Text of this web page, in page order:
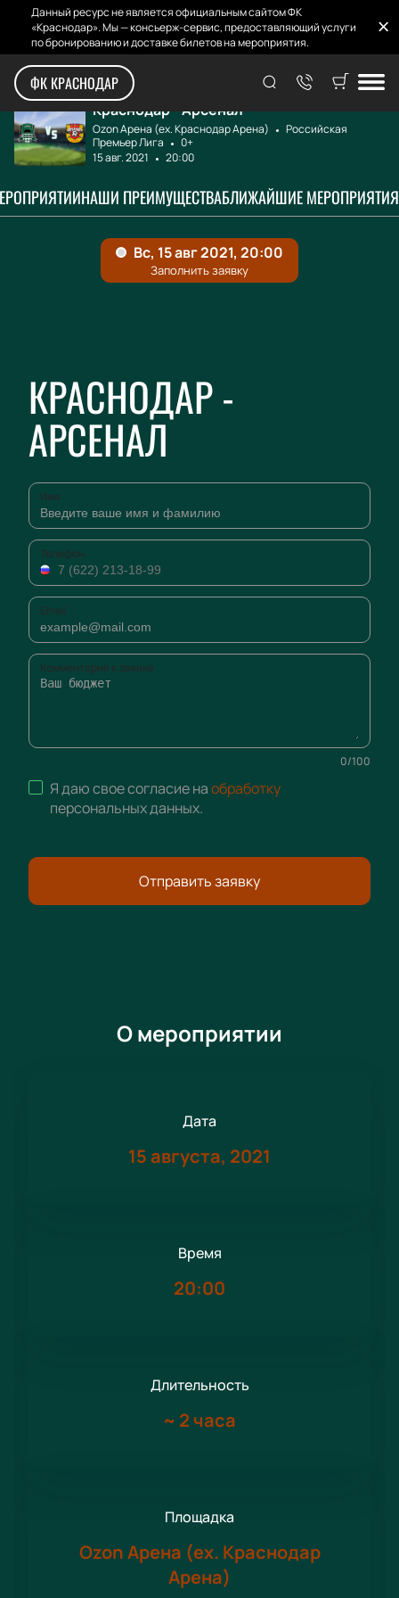
Данный ресурс не является официальным сайтом ФК
«Краснодар». Мы — консьерж-сервис, предоставляющий услуги
по бронированию и доставке билетов на мероприятия.
ФК КРАСНОДАР
Главная Афиша и билеты Краснодар - Арсе...
Краснодар - Арсенал
Ozon Арена (ex. Краснодар Арена)
Российская
Премьер Лига
0+
15 авг. 2021
20:00
НАШИ ПРЕИМУЩЕСТВАБЛИЖАЙШИЕ МЕРОПРИЯТИЯ
КРАСНОДАР -
АРСЕНАЛ
Имя
Телефон
Email
Комментарий к заявке
0/100
Я даю свое согласие наобработку
персональных данных.
Отправить заявку
О мероприятии
Дата
15 августа, 2021
Время
20:00
Длительность
~ 2 часа
Площадка
Ozon Арена (ex. Краснодар
Арена)